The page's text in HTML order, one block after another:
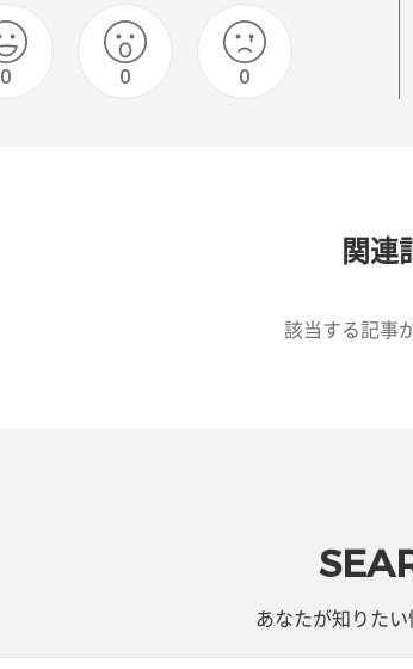
0 0 0
関連
該当する記事
あなたが知りた